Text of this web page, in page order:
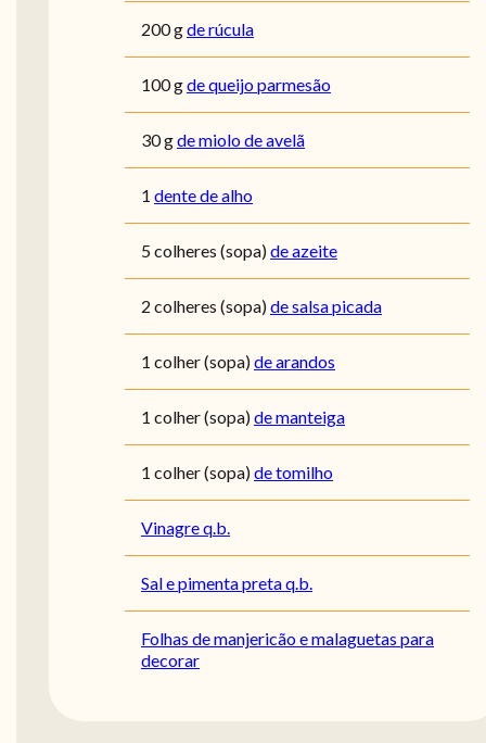
200gde rúcula
100gde queijo parmesão
30gde miolo de avelã
1 dente de alho
5colheres (sopa)de azeite
2 colheres (sopa)de salsa picada
1 colher (sopa)de arandos
1 colher (sopa)de manteiga
1 colher (sopa)de tomilho
Vinagre q.b.
Sal e pimenta preta q.b.
Folhas de manjericão e malaguetas para
decorar